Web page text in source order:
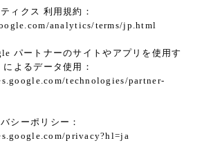
ィクス 利用規約：
analytics/terms/jp.html
パートナーのサイトやアプリを使用す
よるデータ使用：
technologies/partner-
シーポリシー：
privacy?hl=ja